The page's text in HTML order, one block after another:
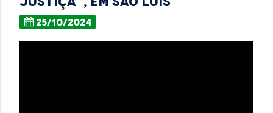
25/10/2024